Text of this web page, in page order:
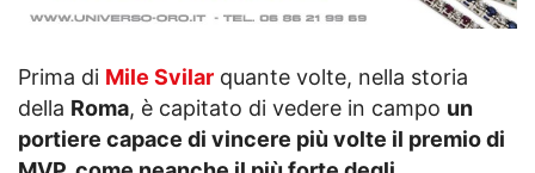
Prima di Mile Svilar quante volte, nella storia
della Roma, è capitato di vedere in campo un
portiere capace di vincere più volte il premio di